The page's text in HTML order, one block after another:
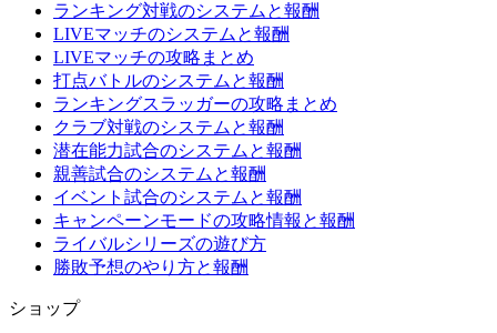
ランキング対戦のシステムと報酬
LIVEマッチのシステムと報酬
LIVEマッチの攻略まとめ
打点バトルのシステムと報酬
ランキングスラッガーの攻略まとめ
クラブ対戦のシステムと報酬
潜在能力試合のシステムと報酬
親善試合のシステムと報酬
イベント試合のシステムと報酬
キャンペーンモードの攻略情報と報酬
ライバルシリーズの遊び方
勝敗予想のやり方と報酬
ショップ